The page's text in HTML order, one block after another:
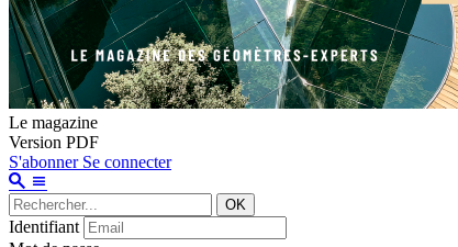
Le magazine
Version PDF
S'abonner Se connecter
OK
Identifiant